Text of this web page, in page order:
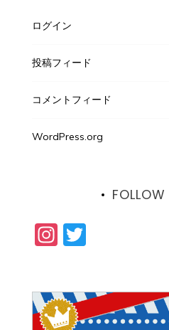
ログイン
投稿フィード
コメントフィード
WordPress.org
Instagram
Twitter